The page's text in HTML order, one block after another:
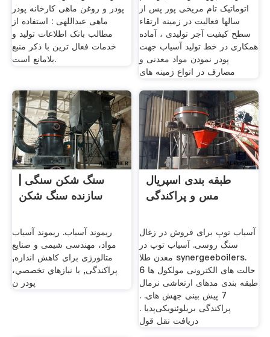
پودر و روغن ماهی کارخانه پودر
ماهی عبداللهی : استفاده از
مطالب بانک اطلاعات تولید و
خدمات فعال ترین با ذکر منبع
بلامانع است.
اتوماتیک تام مریخی پور پس از
سالها فعالیت در زمینه ارتقاء
سطح کیفیت آجر تولیدی ، آماده
همکاری در خط تولید آسیاب جهت
پودر نمودن مواد معدنی و
مصارف در انواع زمینه های
سنگ شکن سنگی |
سازنده سنگ شکن
ریموند آسیاب. ریموند آسیاب
مواد، مهندسی شیمی و صنایع
متالورژی برای کاهش اندازه,
پراکندگی, یا نيازهاي تخصصي،
پودر ن
طبقه بندی اسپریال
مس و پراکندگی
آسیاب توپ برای فروش در زغال
سنگ روسی. آسیاب توپ در
معدن طلا synergeeboilers.
حالت های الکترونی مولکول ها 6
طبقه بندی مدهای ارتعاشی نرمال
7 پیش بینی جهش های. .
پراکندگی بریلوئنویکی‌پدیا .
دریافت نقل قول